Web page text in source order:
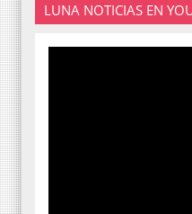
LUNA NOTICIAS EN